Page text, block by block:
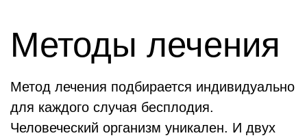
Методы лечения
Метод лечения подбирается индивидуально
для каждого случая бесплодия.
Человеческий организм уникален. И двух